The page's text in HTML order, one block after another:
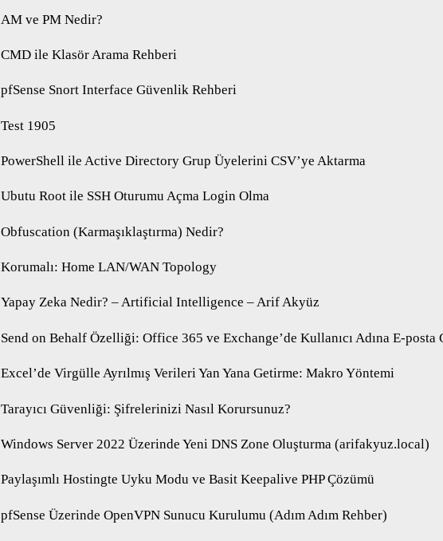
AM ve PM Nedir?
CMD ile Klasör Arama Rehberi
pfSense Snort Interface Güvenlik Rehberi
Test 1905
PowerShell ile Active Directory Grup Üyelerini CSV’ye Aktarma
Ubutu Root ile SSH Oturumu Açma Login Olma
Obfuscation (Karmaşıklaştırma) Nedir?
Korumalı: Home LAN/WAN Topology
Yapay Zeka Nedir? – Artificial Intelligence – Arif Akyüz
Send on Behalf Özelliği: Office 365 ve Exchange’de Kullanıcı Adına E-posta
Excel’de Virgülle Ayrılmış Verileri Yan Yana Getirme: Makro Yöntemi
Tarayıcı Güvenliği: Şifrelerinizi Nasıl Korursunuz?
Windows Server 2022 Üzerinde Yeni DNS Zone Oluşturma (arifakyuz.local)
Paylaşımlı Hostingte Uyku Modu ve Basit Keepalive PHP Çözümü
pfSense Üzerinde OpenVPN Sunucu Kurulumu (Adım Adım Rehber)